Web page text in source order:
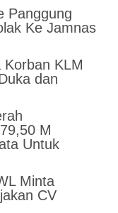
Panggung
Ke Jamnas
Korban KLM
dan
M
Untuk
Minta
CV